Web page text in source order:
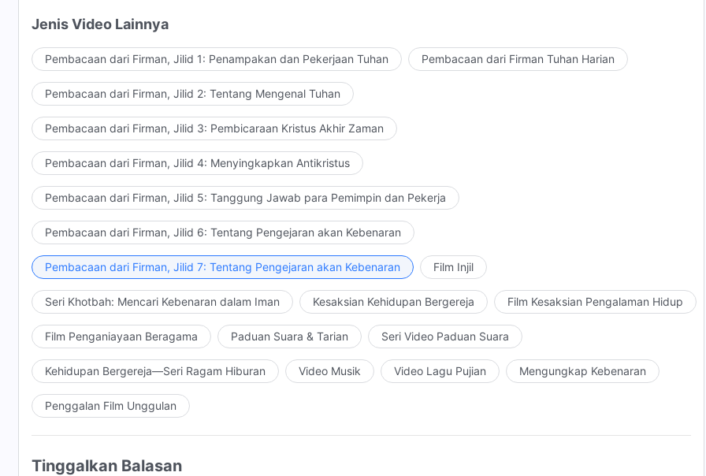
Jenis Video Lainnya
Pembacaan dari Firman, Jilid 1: Penampakan dan Pekerjaan Tuhan Pembacaan dari Firman Tuhan Harian
Pembacaan dari Firman, Jilid 2: Tentang Mengenal Tuhan
Pembacaan dari Firman, Jilid 3: Pembicaraan Kristus Akhir Zaman
Pembacaan dari Firman, Jilid 4: Menyingkapkan Antikristus
Pembacaan dari Firman, Jilid 5: Tanggung Jawab para Pemimpin dan Pekerja
Pembacaan dari Firman, Jilid 6: Tentang Pengejaran akan Kebenaran
Pembacaan dari Firman, Jilid 7: Tentang Pengejaran akan Kebenaran Film Injil
Seri Khotbah: Mencari Kebenaran dalam Iman Kesaksian Kehidupan Bergereja Film Kesaksian Pengalaman Hidup
Film Penganiayaan Beragama Paduan Suara & Tarian Seri Video Paduan Suara
Kehidupan Bergereja—Seri Ragam Hiburan Video Musik Video Lagu Pujian Mengungkap Kebenaran
Penggalan Film Unggulan
Tinggalkan Balasan